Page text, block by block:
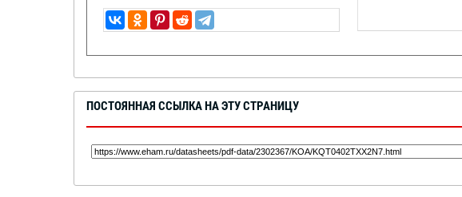
ПОСТОЯННАЯ ССЫЛКА НА ЭТУ СТРАНИЦУ